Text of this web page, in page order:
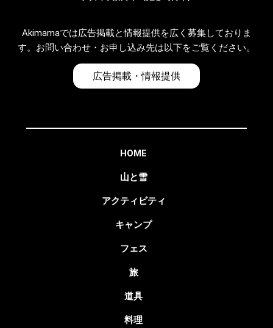
Akimamaでは広告掲載と情報提供を広く募集しておりま
す。お問い合わせ・お申し込み先は以下をご覧ください。
広告掲載・情報提供
HOME
山と雪
アクティビティ
キャンプ
フェス
旅
道具
料理